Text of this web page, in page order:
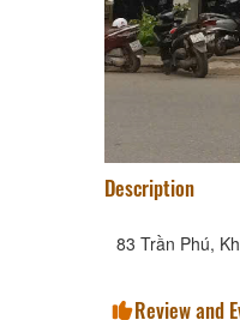
Description
83 Trần Phú,
Review and